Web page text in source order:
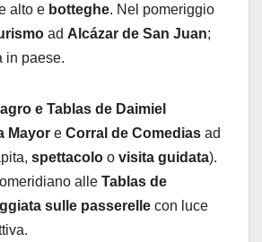
alto e botteghe. Nel pomeriggio
ad Alcázar de San Juan;
in paese.
e Tablas de Daimiel
Mayor e Corral de Comedias ad
spettacolo o visita guidata).
alle Tablas de
sulle passerelle con luce